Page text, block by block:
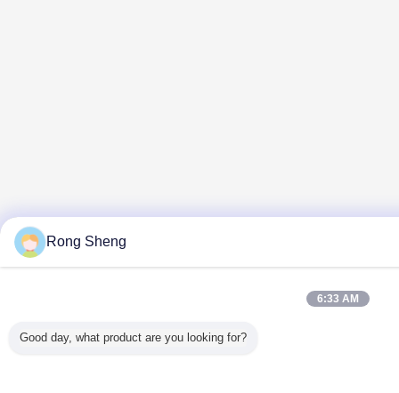
Rong Sheng
6:33 AM
Good day, what product are you looking for?